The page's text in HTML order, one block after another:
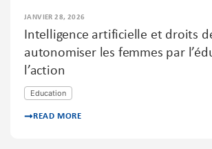
JANVIER 28, 2026
Intelligence artificielle et droits
autonomiser les femmes par
l’action
Education
READ MORE